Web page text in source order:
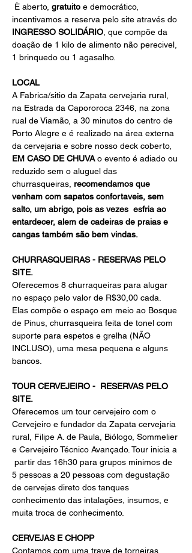
È aberto, gratuito e democrático,
incentivamos a reserva pelo site através do
INGRESSO SOLIDÁRIO, que compõe da
doação de 1 kilo de alimento não perecivel,
1 brinquedo ou 1 agasalho.
LOCAL
A Fabrica/sitio da Zapata cervejaria rural,
na Estrada da Capororoca 2346, na zona
rual de Viamão, a 30 minutos do centro de
Porto Alegre e é realizado na área externa
da cervejaria e sobre nosso deck coberto,
EM CASO DE CHUVA o evento é adiado ou
reduzido sem o aluguel das
churrasqueiras, recomendamos que
venham com sapatos confortaveis, sem
salto, um abrigo, pois as vezes  esfria ao
entardecer, alem de cadeiras de praias e
cangas também são bem vindas.
CHURRASQUEIRAS - RESERVAS PELO
SITE.
Oferecemos 8 churraqueiras para alugar
no espaço pelo valor de R$30,00 cada.
Elas compõe o espaço em meio ao Bosque
de Pinus, churrasqueira feita de tonel com
suporte para espetos e grelha (NÃO
INCLUSO), uma mesa pequena e alguns
bancos.
TOUR CERVEJEIRO - RESERVAS PELO
SITE.
Oferecemos um tour cervejeiro com o
Cervejeiro e fundador da Zapata cervejaria
rural, Filipe A. de Paula, Biólogo, Sommelier
e Cervejeiro Técnico Avançado. Tour inicia a
partir das 16h30 para grupos minimos de
5 pessoas a 20 pessoas com degustação
de cervejas direto dos tanques
conhecimento das intalações, insumos, e
muita troca de conhecimento.
CERVEJAS E CHOPP
Contamos com uma trave de torneiras